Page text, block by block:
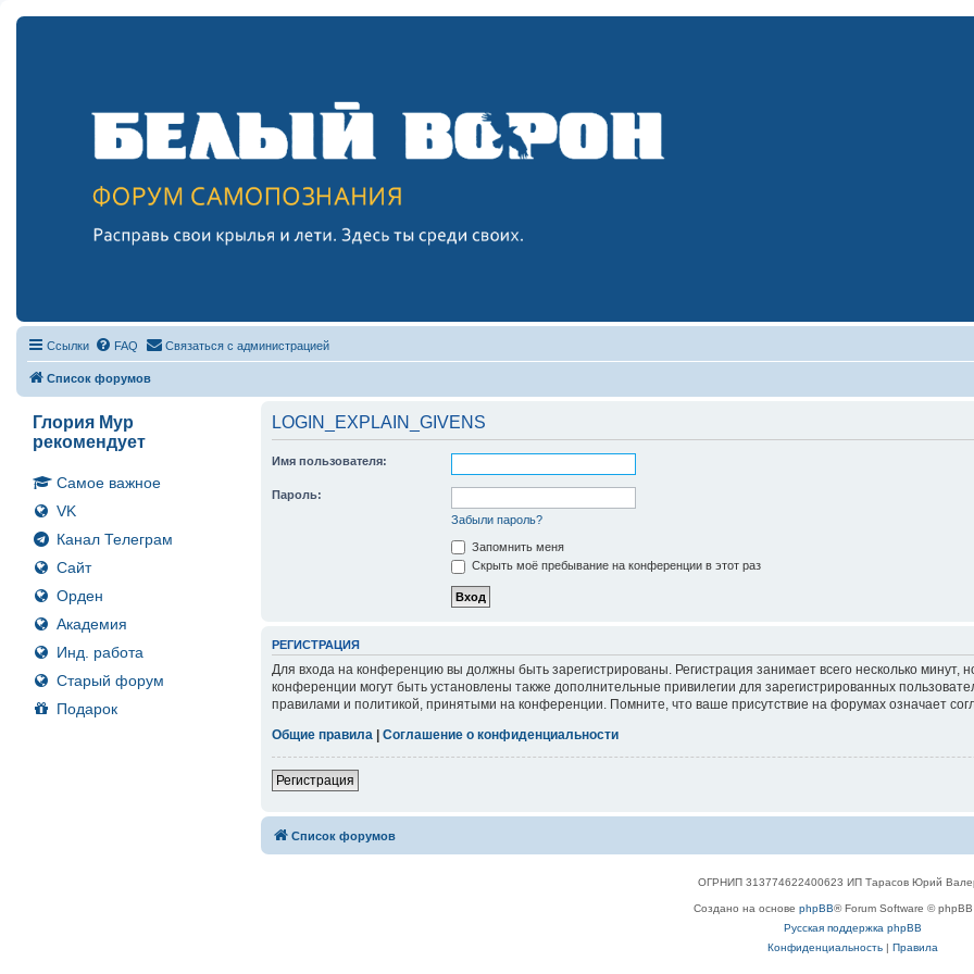
Ссылки FAQ Связаться с администрацией
Список форумов
Глория Мур
рекомендует
Самое важное
VK
Канал Телеграм
Сайт
Орден
Академия
Инд. работа
Старый форум
Подарок
LOGIN_EXPLAIN_GIVENS
Имя пользователя:
Пароль:
Забыли пароль?
Запомнить меня
Скрыть моё пребывание на конференции в этот раз
РЕГИСТРАЦИЯ
Для входа на конференцию вы должны быть зарегистрированы. Регистрация занимает всего несколько
конференции могут быть установлены также дополнительные привилегии для зарегистрированных
правилами и политикой, принятыми на конференции. Помните, что ваше присутствие на форумах означает
Общие правила |Соглашение о конфиденциальности
Регистрация
Список форумов
ОГРНИП 313774622400623 ИП Тарасов Юрий
Создано на основеphpBB® Forum Software © phpBB
Русская поддержка phpBB
Конфиденциальность |Правила